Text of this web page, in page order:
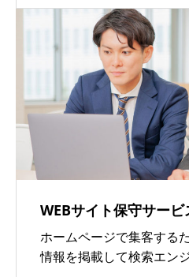
WEBサイト保守サービ
ホームページで集客する
情報を掲載して検索エン